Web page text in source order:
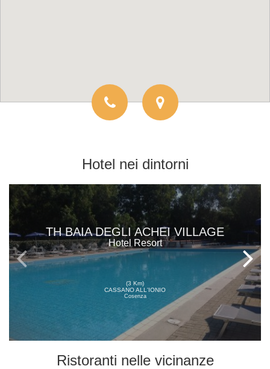
Hotel nei dintorni
TH BAIA DEGLI ACHEI VILLAGE
Hotel Resort
(3 Km)
CASSANO ALL'IONIO
Cosenza
Ristoranti nelle vicinanze